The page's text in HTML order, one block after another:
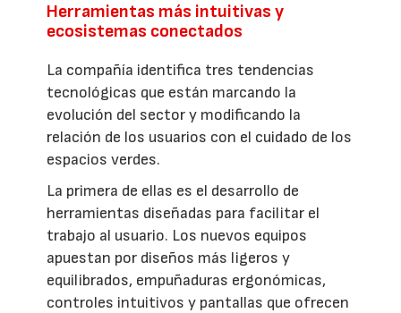
Herramientas más intuitivas y
ecosistemas conectados
La compañía identifica tres tendencias
tecnológicas que están marcando la
evolución del sector y modificando la
relación de los usuarios con el cuidado de los
espacios verdes.
La primera de ellas es el desarrollo de
herramientas diseñadas para facilitar el
trabajo al usuario. Los nuevos equipos
apuestan por diseños más ligeros y
equilibrados, empuñaduras ergonómicas,
controles intuitivos y pantallas que ofrecen